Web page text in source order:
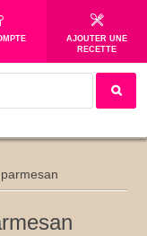
AJOUTER UNE
RECETTE